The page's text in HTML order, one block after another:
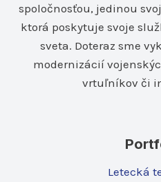
spoločnosťou, jedinou
ktorá poskytuje svoje
sveta. Doteraz sme
modernizácií
vrtuľníkov či
Letecká